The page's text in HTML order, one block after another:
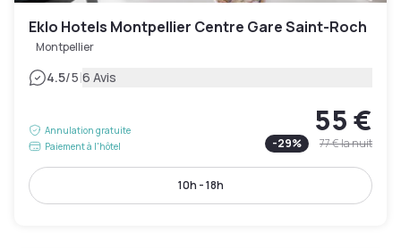
Eklo Hotels Montpellier Centre Gare Saint-Roch
Montpellier
4.5/5|6 Avis
Annulation gratuite
Paiement à l'hôtel
55 €
-29% 77 €la nuit
10h - 18h